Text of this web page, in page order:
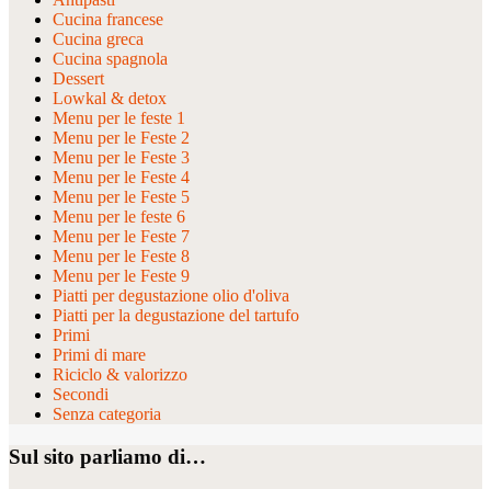
Cucina francese
Cucina greca
Cucina spagnola
Dessert
Lowkal & detox
Menu per le feste 1
Menu per le Feste 2
Menu per le Feste 3
Menu per le Feste 4
Menu per le Feste 5
Menu per le feste 6
Menu per le Feste 7
Menu per le Feste 8
Menu per le Feste 9
Piatti per degustazione olio d'oliva
Piatti per la degustazione del tartufo
Primi
Primi di mare
Riciclo & valorizzo
Secondi
Senza categoria
Sul sito parliamo di…